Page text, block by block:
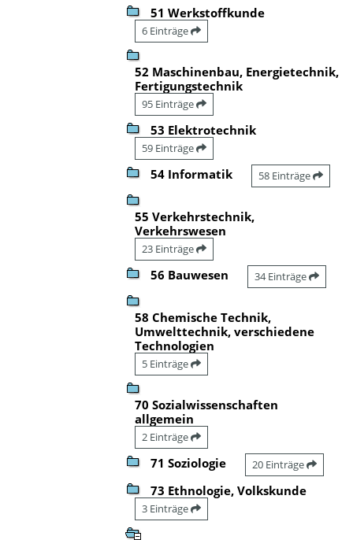
51 Werkstoffkunde
6 Einträge
52 Maschinenbau, Energietechnik,
Fertigungstechnik
95 Einträge
53 Elektrotechnik
59 Einträge
54 Informatik 58 Einträge
55 Verkehrstechnik,
Verkehrswesen
23 Einträge
56 Bauwesen 34 Einträge
58 Chemische Technik,
Umwelttechnik, verschiedene
Technologien
5 Einträge
70 Sozialwissenschaften
allgemein
2 Einträge
71 Soziologie 20 Einträge
73 Ethnologie, Volkskunde
3 Einträge